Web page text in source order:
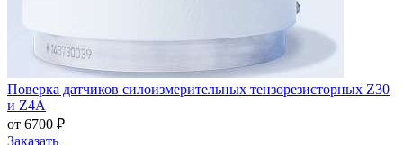
Поверка датчиков силоизмерительных тензорезисторных Z30
и Z4A
от 6700 ₽
Заказать